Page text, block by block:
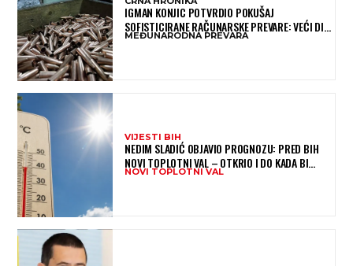
IGMAN KONJIC POTVRDIO POKUŠAJ
SOFISTICIRANE RAČUNARSKE PREVARE: VEĆI DIO
NOVCA BLOKIRAN, OČEKUJE SE POVRAT
MEĐUNARODNA PREVARA
VIJESTI BIH
NEDIM SLADIĆ OBJAVIO PROGNOZU: PRED BIH
NOVI TOPLOTNI VAL – OTKRIO I DO KADA BI
MOGAO TRAJATI
NOVI TOPLOTNI VAL